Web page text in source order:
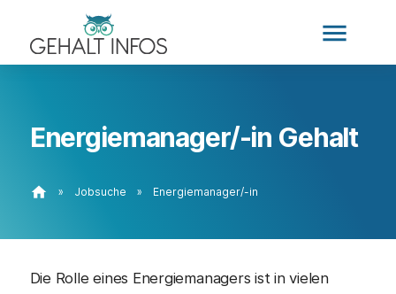
menu
Energiemanager/-in Gehalt
home » Jobsuche » Energiemanager/-in
Die Rolle eines Energiemanagers ist in vielen